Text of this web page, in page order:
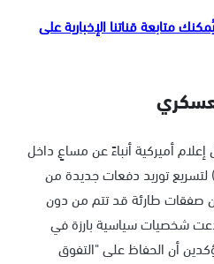
كل ما يخص "عرب 48" يُمكنك متابعة قناتنا الإخبارية على
أميركية أنباءً عن مساعٍ داخل
لتسريع توريد دفعات جديدة من
صفقات طارئة قد تتم من دون
دعت شخصيات سياسية بارزة في
أن الحفاظ على "التفوق